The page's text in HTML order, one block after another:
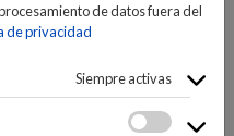
de datos fuera del
de privacidad
Siempre activas